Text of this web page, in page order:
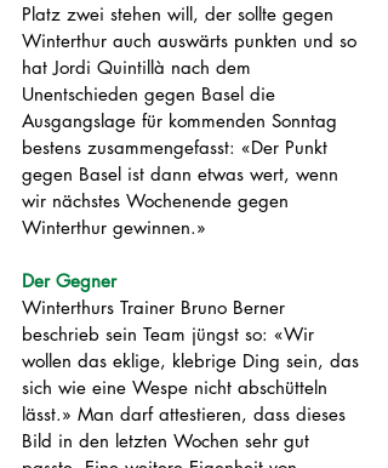
Platz zwei stehen will, der sollte gegen
Winterthur auch auswärts punkten und so
hat Jordi Quintillà nach dem
Unentschieden gegen Basel die
Ausgangslage für kommenden Sonntag
bestens zusammengefasst: «Der Punkt
gegen Basel ist dann etwas wert, wenn
wir nächstes Wochenende gegen
Winterthur gewinnen.»
Der Gegner
Winterthurs Trainer Bruno Berner
beschrieb sein Team jüngst so: «Wir
wollen das eklige, klebrige Ding sein, das
sich wie eine Wespe nicht abschütteln
lässt.» Man darf attestieren, dass dieses
Bild in den letzten Wochen sehr gut